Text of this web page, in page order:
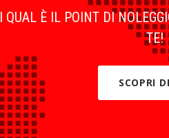
QUAL È IL POINT DI
TE!
SCOPRI